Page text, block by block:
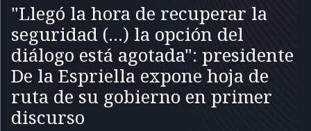
"Llegó la hora de recuperar la
seguridad (...) la opción del
diálogo está agotada": presidente
De la Espriella expone hoja de
ruta de su gobierno en primer
discurso